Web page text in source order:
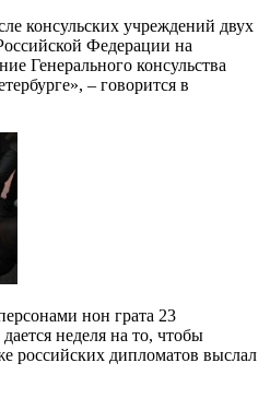
консульских учреждений двух
Федерации на
Генерального консульства
– говорится в
нон грата 23
неделя на то, чтобы
российских дипломатов выслал